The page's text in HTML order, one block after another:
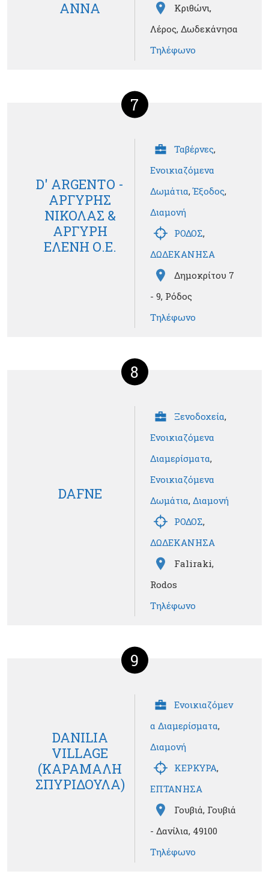
ΑΝΝΑ
Κριθώνι,
Λέρος, Δωδεκάνησα
Τηλέφωνο
7
D' ARGENTO -
ΑΡΓΥΡΗΣ
ΝΙΚΟΛΑΣ &
ΑΡΓΥΡΗ
ΕΛΕΝΗ Ο.Ε.
Ταβέρνες,
Ενοικιαζόμενα
Δωμάτια,Έξοδος,
Διαμονή
ΡΟΔΟΣ,
ΔΩΔΕΚΑΝΗΣΑ
Δημοκρίτου 7
- 9, Ρόδος
Τηλέφωνο
8
DAFNE
Ξενοδοχεία,
Ενοικιαζόμενα
Διαμερίσματα,
Ενοικιαζόμενα
Δωμάτια, Διαμονή
ΡΟΔΟΣ,
ΔΩΔΕΚΑΝΗΣΑ
Faliraki,
Rodos
Τηλέφωνο
9
DANILIA
VILLAGE
(ΚΑΡΑΜΑΛΗ
ΣΠΥΡΙΔΟΥΛΑ)
Ενοικιαζόμεν
α Διαμερίσματα,
Διαμονή
ΚΕΡΚΥΡΑ,
ΕΠΤΑΝΗΣΑ
Γουβιά, Γουβιά
- Δανίλια, 49100
Τηλέφωνο